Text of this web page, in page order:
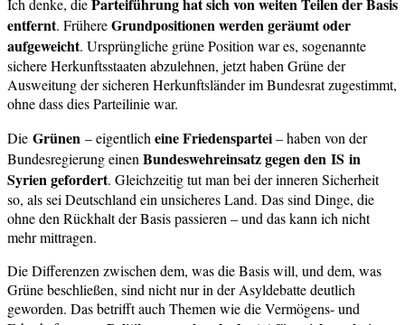
Ich denke, die
entfernt. FrühereGrundpositionen werden geräumt oder
aufgeweicht. Ursprüngliche grüne Position war es, sogenannte
sichere Herkunftsstaaten abzulehnen, jetzt haben Grüne der
Ausweitung der sicheren Herkunftsländer im Bundesrat zugestimmt,
ohne dass dies Parteilinie war.
Die Grünen – eigentlich eine Friedenspartei– haben von der
Bundesregierung einen Bundeswehreinsatz gegen den IS in
Syrien gefordert. Gleichzeitig tut man bei der inneren Sicherheit
so, als sei Deutschland ein unsicheres Land. Das sind Dinge, die
ohne den Rückhalt der Basis passieren – und das kann ich nicht
mehr mittragen.
Die Differenzen zwischen dem, was die Basis will, und dem, was
Grüne beschließen, sind nicht nur in der Asyldebatte deutlich
geworden. Das betrifft auch Themen wie die Vermögens- und